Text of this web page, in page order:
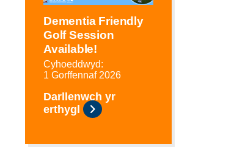
Dementia Friendly
Golf Session
Available!
Cyhoeddwyd:
1 Gorffennaf 2026
Darllenwch yr
erthygl